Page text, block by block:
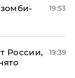
19:53
России,
19:39